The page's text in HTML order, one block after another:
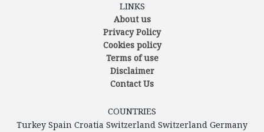
LINKS
About us
Privacy Policy
Cookies policy
Terms of use
Disclaimer
Contact Us
COUNTRIES
Turkey Spain Croatia Switzerland Switzerland Germany